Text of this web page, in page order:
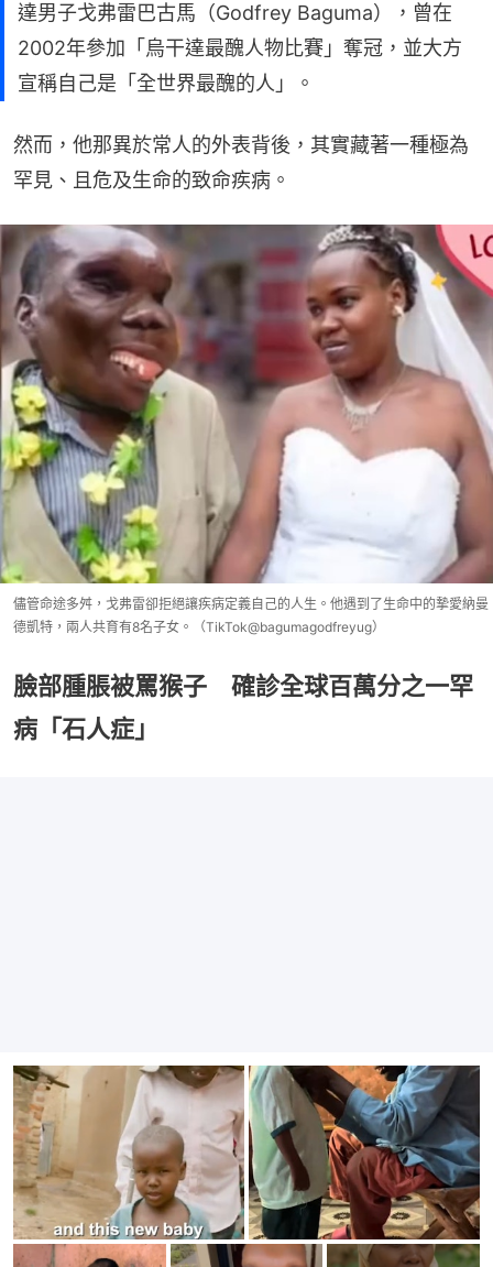
達男子戈弗雷巴古馬（Godfrey Baguma），曾在
2002年參加「烏干達最醜人物比賽」奪冠，並大方
宣稱自己是「全世界最醜的人」。
然而，他那異於常人的外表背後，其實藏著一種極為
罕見、且危及生命的致命疾病。
儘管命途多舛，戈弗雷卻拒絕讓疾病定義自己的人生。他遇到了生命中的摯愛納曼
德凱特，兩人共育有8名子女。（TikTok@bagumagodfreyug）
臉部腫脹被罵猴子 確診全球百萬分之一罕
病「石人症」